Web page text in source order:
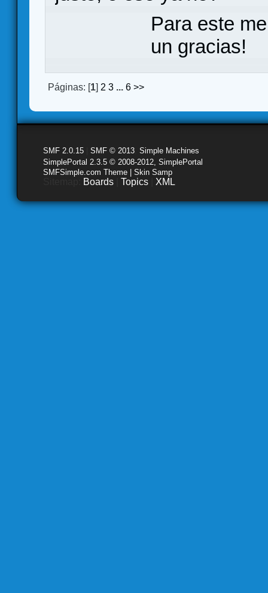
Para este
un gracias!
Páginas: [1] 2 3 ... 6 >>
SMF 2.0.15 SMF © 2013 Simple Machines
SimplePortal 2.3.5 © 2008-2012, SimplePortal
SMFSimple.com Theme | Skin Samp
Boards Topics XML